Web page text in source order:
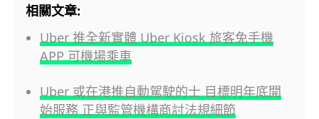
相關文章:
Uber 推全新實體 Uber Kiosk 旅客免手機
APP 可機場乘車
Uber 或在港推自動駕駛的士 目標明年底開
始服務 正與監管機構商討法規細節